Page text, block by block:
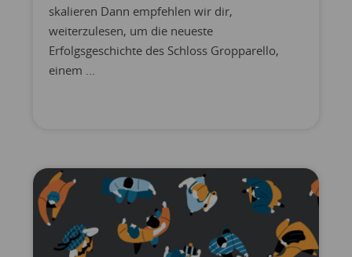
skalieren Dann empfehlen wir dir,
weiterzulesen, um die neueste
Erfolgsgeschichte des Schloss Gropparello,
einem ...